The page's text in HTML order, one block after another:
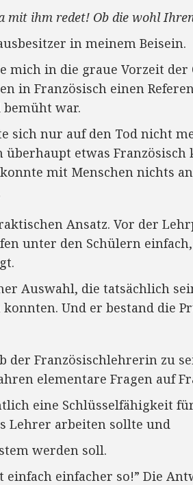
mit ihm redet! Ob die wohl
in meinem Beisein.
mich in die graue Vorzeit der
in Französisch einen
war.
sich nur auf den Tod nicht
überhaupt etwas
mit Menschen nichts
Ansatz. Vor der
unter den Schülern
Auswahl, die tatsächlich
Und er bestand die
der Französischlehrerin zu
elementare Fragen auf
eine Schlüsselfähigkeit
Lehrer arbeiten sollte und
werden soll.
einfacher so!” Die